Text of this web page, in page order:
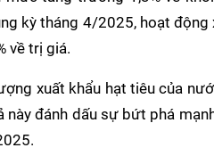
kỳ tháng 4/2025, hoạt
về trị giá.
xuất khẩu hạt tiêu của
đánh dấu sự bứt phá